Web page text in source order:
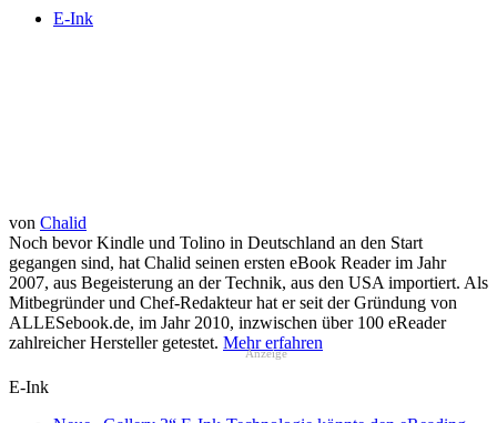
E-Ink
von Chalid
Noch bevor Kindle und Tolino in Deutschland an den Start
gegangen sind, hat Chalid seinen ersten eBook Reader im Jahr
2007, aus Begeisterung an der Technik, aus den USA importiert. Als
Mitbegründer und Chef-Redakteur hat er seit der Gründung von
ALLESebook.de, im Jahr 2010, inzwischen über 100 eReader
zahlreicher Hersteller getestet. Mehr erfahren
Anzeige
E-Ink